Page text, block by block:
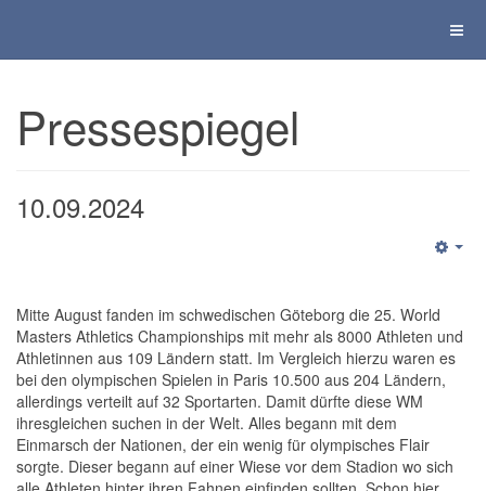
Pressespiegel
10.09.2024
Mitte August fanden im schwedischen Göteborg die 25. World
Masters Athletics Championships mit mehr als 8000 Athleten und
Athletinnen aus 109 Ländern statt. Im Vergleich hierzu waren es
bei den olympischen Spielen in Paris 10.500 aus 204 Ländern,
allerdings verteilt auf 32 Sportarten. Damit dürfte diese WM
ihresgleichen suchen in der Welt. Alles begann mit dem
Einmarsch der Nationen, der ein wenig für olympisches Flair
sorgte. Dieser begann auf einer Wiese vor dem Stadion wo sich